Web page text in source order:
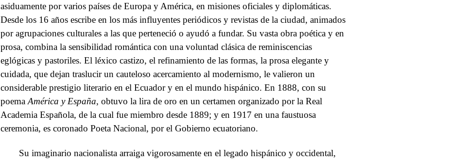
asiduamente por varios países de Europa y América, en misiones oficiales y diplomáticas.
Desde los 16 años escribe en los más influyentes periódicos y revistas de la ciudad, animados
por agrupaciones culturales a las que perteneció o ayudó a fundar. Su vasta obra poética y en
prosa, combina la sensibilidad romántica con una voluntad clásica de reminiscencias
eglógicas y pastoriles. El léxico castizo, el refinamiento de las formas, la prosa elegante y
cuidada, que dejan traslucir un cauteloso acercamiento al modernismo, le valieron un
considerable prestigio literario en el Ecuador y en el mundo hispánico. En 1888, con su
poema América y España, obtuvo la lira de oro en un certamen organizado por la Real
Academia Española, de la cual fue miembro desde 1889; y en 1917 en una faustuosa
ceremonia, es coronado Poeta Nacional, por el Gobierno ecuatoriano.
Su imaginario nacionalista arraiga vigorosamente en el legado hispánico y occidental,